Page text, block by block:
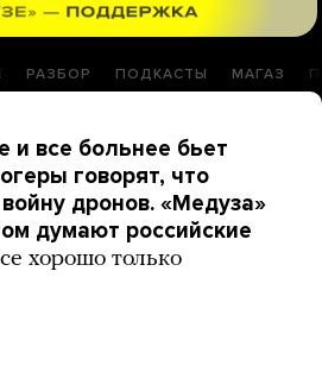
РАЗБОР ПОДКАСТЫ МАГАЗ
и все больнее бьет
говорят, что
дронов. «Медуза»
думают российские
хорошо только